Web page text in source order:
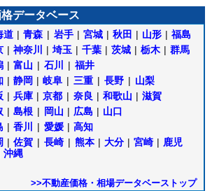
データベース
道 | 青森 | 岩手 | 宮城 | 秋田 | 山形 | 福島
| 神奈川 | 埼玉 | 千葉 | 茨城 | 栃木 | 群馬
| 富山 | 石川 | 福井
| 静岡 | 岐阜 | 三重 | 長野 | 山梨
| 兵庫 | 京都 | 奈良 | 和歌山 | 滋賀
| 島根 | 岡山 | 広島 | 山口
| 香川 | 愛媛 | 高知
| 佐賀 | 長崎 | 熊本 | 大分 | 宮崎 | 鹿児
沖縄
>>不動産価格・相場データベーストップ